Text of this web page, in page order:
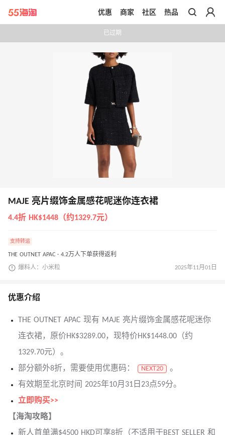
带你去官网买正品
优惠 商家 社区 热品
已过期
MAJE 亮片缀饰金属感花呢迷你连衣裙
4.4折 HK$1448（约1329.7元）
支持转运
THE OUTNET APAC · 4.2万人下单获得返利
爆料人：小米粒 2025年11月01日
优惠介绍
THE OUTNET APAC 现有 MAJE 亮片缀饰金属感花呢迷你
连衣裙，原价HK$3289.00，现特价HK$1448.00（约
1329.70元）。
部分额外8折，需要使用优惠码：
NEXT20
。
有效期至北京时间 2025年10月31日23点59分。
立即购买>>
【海淘攻略】
新人首单满$4500 HKD可享8折（不适用于BEST SELLER 和